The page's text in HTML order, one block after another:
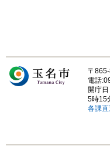
〒
電話
開庁
5時15
各課